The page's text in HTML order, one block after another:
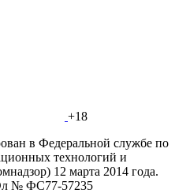
+18
в Федеральной службе по
технологий и
12 марта 2014 года.
№ ФС77-57235